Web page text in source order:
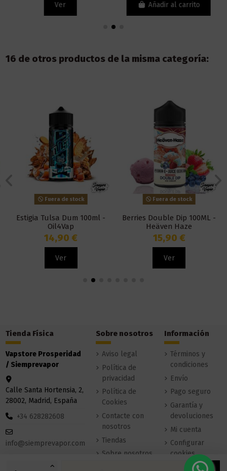
Ver Añadir al carrito
16 de otros productos de la misma categoría:
Fuera de stock
Estigia Tulsa Dum 100ml -
Oil4Vap
14,90 €
Ver
Fuera de stock
Berries Double Dip 100ML -
Heäven Haze
15,90 €
Ver
Tienda Física
Vapstore Prosperidad
/ Siemprevapor
Calle Santa Hortensia, 2,
28002, Madrid, España
+34 628282608
info@siemprevapor.com
Sobre nosotros
Aviso legal
Política de
privacidad
Política de
Cookies
Contacte con
nosotros
Tiendas
Sobre nosotros
Información
Términos y
condiciones
Envío
Pago seguro
Garantía y
devoluciones
Mi cuenta
Configurar
cookies